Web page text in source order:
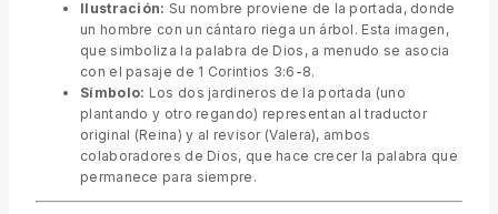
Ilustración: Su nombre proviene de la portada, donde
un hombre con un cántaro riega un árbol. Esta imagen,
que simboliza la palabra de Dios, a menudo se asocia
con el pasaje de 1 Corintios 3:6-8.
Símbolo: Los dos jardineros de la portada (uno
plantando y otro regando) representan al traductor
original (Reina) y al revisor (Valera), ambos
colaboradores de Dios, que hace crecer la palabra que
permanece para siempre.